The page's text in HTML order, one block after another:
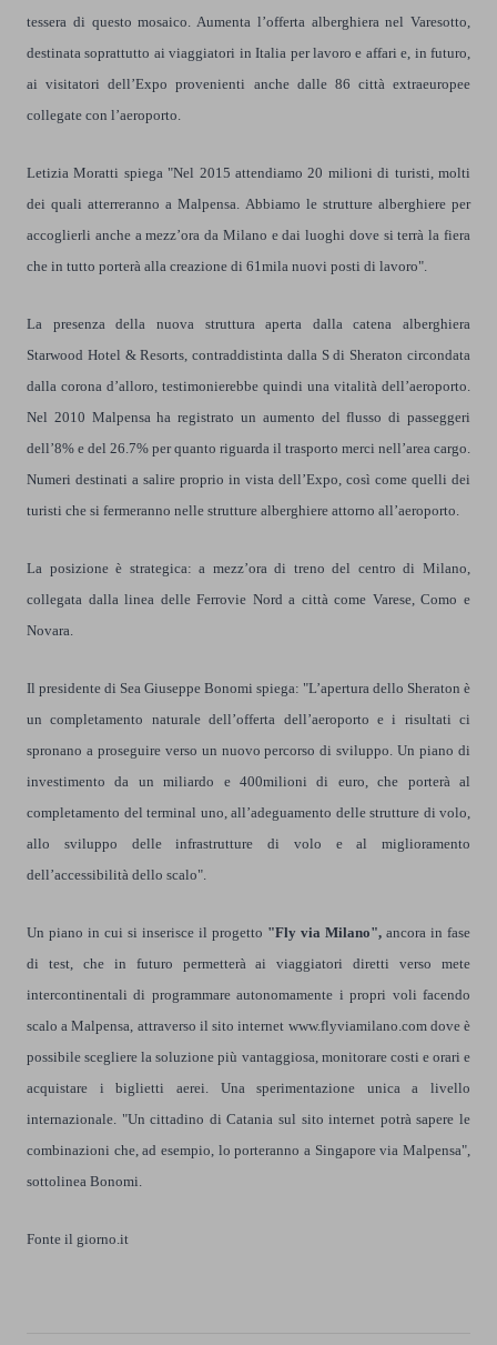
tessera di questo mosaico. Aumenta l’offerta alberghiera nel Varesotto,
destinata soprattutto ai viaggiatori in Italia per lavoro e affari e, in futuro,
ai visitatori dell’Expo provenienti anche dalle 86 città extraeuropee
collegate con l’aeroporto.
Letizia Moratti spiega "Nel 2015 attendiamo 20 milioni di turisti, molti
dei quali atterreranno a Malpensa. Abbiamo le strutture alberghiere per
accoglierli anche a mezz’ora da Milano e dai luoghi dove si terrà la fiera
che in tutto porterà alla creazione di 61mila nuovi posti di lavoro".
La presenza della nuova struttura aperta dalla catena alberghiera
Starwood Hotel & Resorts, contraddistinta dalla S di Sheraton circondata
dalla corona d’alloro, testimonierebbe quindi una vitalità dell’aeroporto.
Nel 2010 Malpensa ha registrato un aumento del flusso di passeggeri
dell’8% e del 26.7% per quanto riguarda il trasporto merci nell’area cargo.
Numeri destinati a salire proprio in vista dell’Expo, così come quelli dei
turisti che si fermeranno nelle strutture alberghiere attorno all’aeroporto.
La posizione è strategica: a mezz’ora di treno del centro di Milano,
collegata dalla linea delle Ferrovie Nord a città come Varese, Como e
Novara.
Il presidente di Sea Giuseppe Bonomi spiega: "L’apertura dello Sheraton è
un completamento naturale dell’offerta dell’aeroporto e i risultati ci
spronano a proseguire verso un nuovo percorso di sviluppo. Un piano di
investimento da un miliardo e 400milioni di euro, che porterà al
completamento del terminal uno, all’adeguamento delle strutture di volo,
allo sviluppo delle infrastrutture di volo e al miglioramento
dell’accessibilità dello scalo".
Un piano in cui si inserisce il progetto "Fly via Milano", ancora in fase
di test, che in futuro permetterà ai viaggiatori diretti verso mete
intercontinentali di programmare autonomamente i propri voli facendo
scalo a Malpensa, attraverso il sito internet www.flyviamilano.com dove è
possibile scegliere la soluzione più vantaggiosa, monitorare costi e orari e
acquistare i biglietti aerei. Una sperimentazione unica a livello
internazionale. "Un cittadino di Catania sul sito internet potrà sapere le
combinazioni che, ad esempio, lo porteranno a Singapore via Malpensa",
sottolinea Bonomi.
Fonte il giorno.it